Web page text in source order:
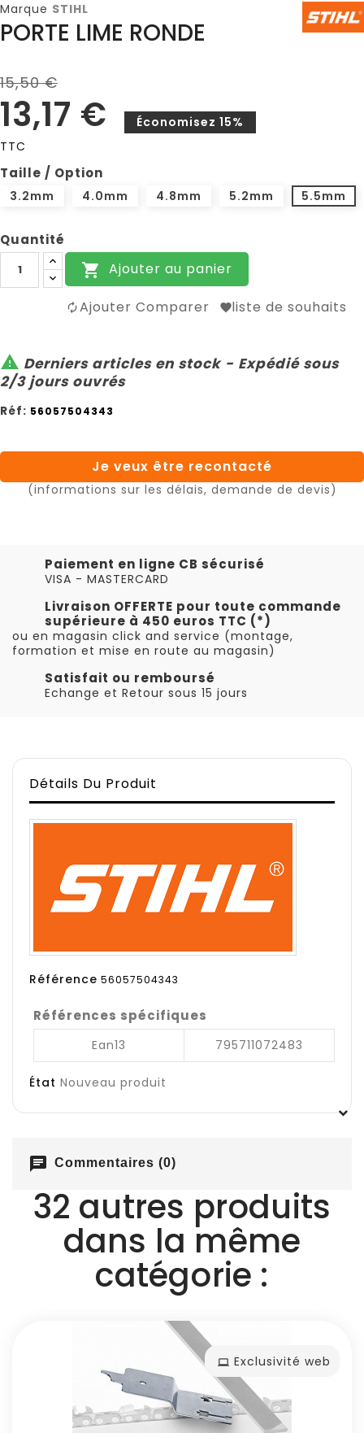
Marque STIHL
PORTE LIME RONDE
15,50 €
13,17 €
Économisez 15%
TTC
Taille / Option
3.2mm 4.0mm 4.8mm 5.2mm 5.5mm
Quantité
 Ajouter au panier
Ajouter Comparer liste de souhaits
 Derniers articles en stock - Expédié sous
2/3 jours ouvrés
Réf: 56057504343
Je veux être recontacté
(informations sur les délais, demande de devis)
Paiement en ligne CB sécurisé
VISA - MASTERCARD
Livraison OFFERTE pour toute commande
supérieure à 450 euros TTC (*)
ou en magasin click and service (montage,
formation et mise en route au magasin)
Satisfait ou remboursé
Echange et Retour sous 15 jours
Détails Du Produit
Référence 56057504343
Références spécifiques
Ean13 795711072483
État Nouveau produit
chat Commentaires (0)
32 autres produits
dans la même
catégorie :
Exclusivité web